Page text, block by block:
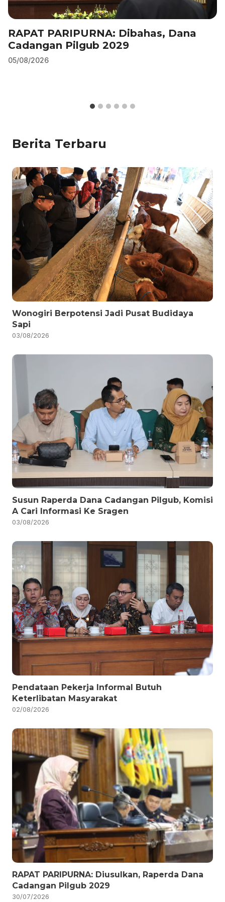
RAPAT PARIPURNA: Dibahas, Dana
Cadangan Pilgub 2029
05/08/2026
Berita Terbaru
Wonogiri Berpotensi Jadi Pusat Budidaya
Sapi
03/08/2026
Susun Raperda Dana Cadangan Pilgub, Komisi
A Cari Informasi Ke Sragen
03/08/2026
Pendataan Pekerja Informal Butuh
Keterlibatan Masyarakat
02/08/2026
RAPAT PARIPURNA: Diusulkan, Raperda Dana
Cadangan Pilgub 2029
30/07/2026